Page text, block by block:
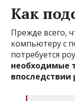
Как
Прежде всего,
компьютеру с
потребуется
необходимые